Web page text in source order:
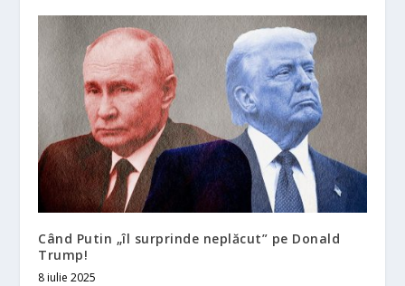
Când Putin „îl surprinde neplăcut” pe Donald
Trump!
8 iulie 2025